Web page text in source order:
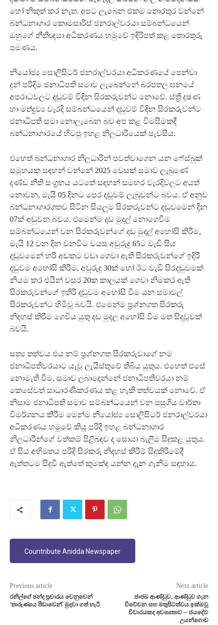
හෝ නිකුත් කර නැත. අපට ලැබෙන එකම තොරතුර වන්නේ
බන්ධනාගාර කොමසාරිස් ජනරාල්වරයා සම්බන්ධයෙන්
ඔහුගේ නීතිඥයා අධිකරණය හමුවේ ඉදිරිපත් කළ තොරතුරු
පමණය.
නියෝජ්‍ය සොලිසිටර් ජනරාල්වරයා අධිකරණයේ පෙන්වා
දුන් පරිදිම ජනාධිපති සමාව ලැබෙන්නේ බරපතල ඝනයේ
අපරාධවලට දඬුවම් විඳින සිරකරුවන්ට නොවේ. ස්ත්‍රී දූෂණ
හා මත්ද්‍රව්‍ය වැරදි සම්බන්ධයෙන් දඬුවම් විඳින සිරකරුවන්ට
ජනාධිපති සමා නොලැබෙන බව අප කළ විමසීමකදී
බන්ධනාගාරයේ හිටපු ඉහළ නිලධාරියෙක් පැවසීය.
එහෙත් බන්ධනාගාර නිලධාරීන් පවත්වාගෙන යන ෆේස්බුක්
සමූහයක සඳහන් වන්නේ 2025 වෙසක් සමාව ලැබුණේ
දණ්ඩ නීති සංග්‍රහය යටතේ සඳහන් සමහර වැරදිවලට අයත්
නොවන, මැයි 05 දිනට පෙර දඬුවම් ලැබුවන්ට බවය. ඒ අනුව
බන්ධනාගාරගතව සිටින සියලුම සිරකරුවන්ට දඬුවමෙන් දින
07ක් අඩුවන බවය. එමෙන්ම දඩ මුදල් නොගෙවීම
සම්බන්ධයෙන් වන සිරකරුවන්ගේ දඩ මුදල් අහෝසි කිරීම,
මැයි 12 වන දින වනවිට වයස අවුරුදු 65ට වැඩි සිය
දඬුවමෙන් හරි අඩකට වඩා ගෙවා ඇති සිරකරුවන්ගේ ඉදිරි
දඬුවම අහෝසි කිරීම, අවුරුදු 30ක් හෝ ඊට වැඩි සිරදඬුවමක්
නියම කර එයින් වසර 20ක කාලයක් ගෙවා නිමකර ඇති
සිරකරුවන්ගේ ඉතිරි දඬුවම අහෝසි වීම යන සමාවල්
සිරකරුවන්ට හිමිවූ බවයි. එමෙන්ම ප්‍රශ්නගත සිරකරු
නිදහස් කිරීම ගෙවිය යුතු දඩ මුදල අහෝසි වීම මත සිදුවූවක්
බවයි.
සත්‍ය තත්වය එය නම් ප්‍රශ්නගත සිරකරුවාගේ නම
ජනාධිපතිවරයාට යැවූ ලැයිස්තුවේ තිබිය යුතුය. එහෙත් එසේ
නොමැති වීම, සමාව ලබාදෙන්නේ ජනාධිපතිවරයා නම්
කෙසේවත් සාධාරණීකරණය කළ හැකි තත්වයක් නොවේ. ඒ
නිසාම ජනාධිපති සමාව සම්බන්ධයෙන් වන පසුගිය වාර්තා
විමර්ශනය කිරීම මෙන්ම නියෝජ්‍ය සොලිසිටර් ජනරාල්වරයා
අධිකරණය හමුවේ කියූ පරිදි ඉහළ බන්ධනාගාර
නිලධාරීන්ගේ වත්කම් පිළිබඳව ද සොයා බැලීම සිදුකළ යුතුය.
ඒ සිය අභිමතය පරිදි සිරකරු නිදහස් කිරීම් සිදුකිරීමේදී
ඇත්තටම සිදුවී ඇත්තේ කුමක්ද යන්න දැන ගැනීම සඳහාය.
Countribute Anidda Newspaper
Previous article
රනිල්ගේ ඡන්ද ප්‍රචාරය වෙනුවෙන්
‘තාරුණ්‍යය පීඩාවෙන්’ මුදවා ගත් හැටි
Next article
ජාජබ ආණ්ඩුව, ආණ්ඩුව ගැන
විවේචන සහ මතුපිටත්වය ඉක්මවූ
විචාරයකද අවශ්‍යතාව – ජයදේව
උයන්ගොඩ